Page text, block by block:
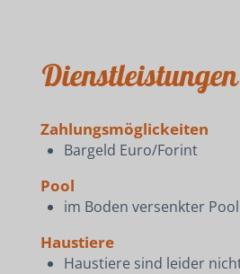
Dienstleistungen
Zahlungsmöglickeiten
Bargeld Euro/Forint
Pool
im Boden versenkter Pool
Haustiere
Haustiere sind leider